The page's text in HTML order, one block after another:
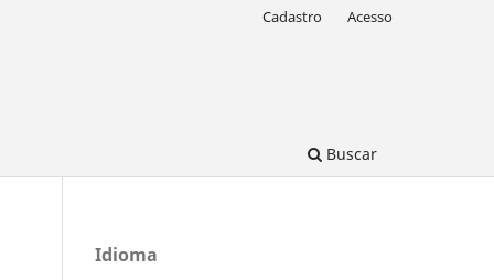
Buscar
Cadastro Acesso
Idioma